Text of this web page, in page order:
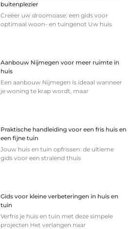
buitenplezier
Creëer uw droomoase: een gids voor
optimaal woon- en tuingenot Uw huis
Aanbouw Nijmegen voor meer ruimte in
huis
Een aanbouw Nijmegen is ideaal wanneer
je woning te krap wordt, maar
Praktische handleiding voor een fris huis en
een fijne tuin
Jouw huis en tuin opfrissen: de ultieme
gids voor een stralend thuis
Gids voor kleine verbeteringen in huis en
tuin
Verfris je huis en tuin met deze simpele
projecten Het verlangen naar